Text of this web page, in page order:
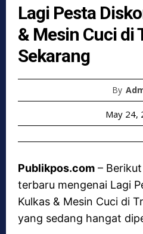
Lagi Pesta
& Mesin Cuci di
Sekarang
By
May 24,
Publikpos.com –
terbaru mengenai Lagi
Kulkas & Mesin Cuci di
yang sedang hangat